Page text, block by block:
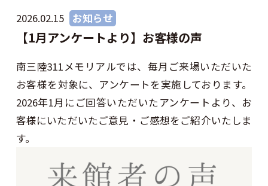
2026.02.15 お知らせ
【1月アンケートより】お客様の声
南三陸311メモリアルでは、毎月ご来場いただいた
お客様を対象に、アンケートを実施しております。
2026年1月にご回答いただいたアンケートより、お
客様にいただいたご意見・ご感想をご紹介いたしま
す。